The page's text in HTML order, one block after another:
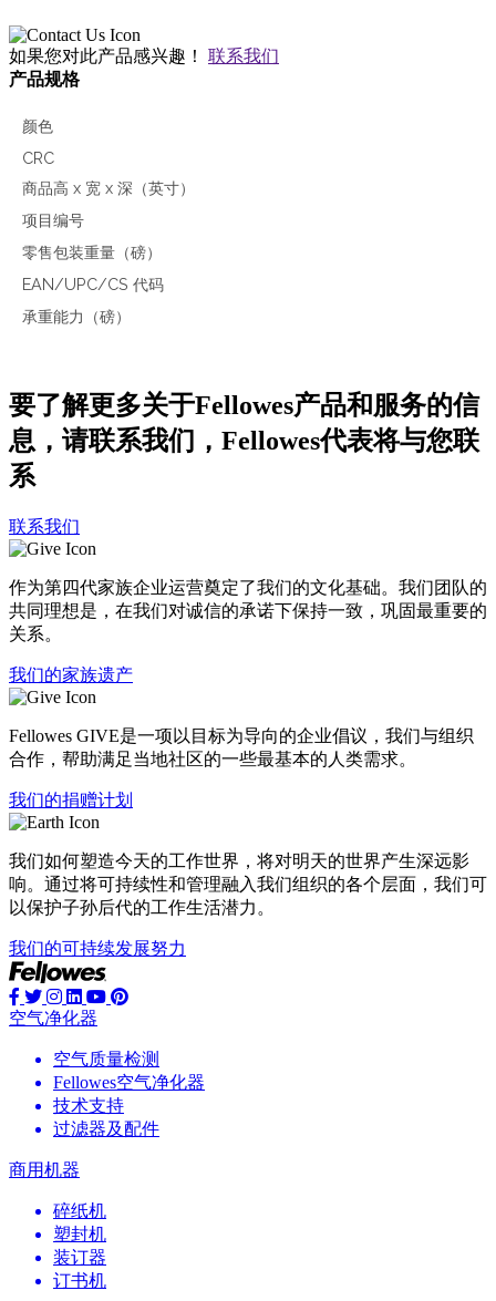
如果您对此产品感兴趣！ 联系我们
产品规格
颜色
CRC
商品高 x 宽 x 深（英寸）
项目编号
零售包装重量（磅）
EAN/UPC/CS 代码
承重能力（磅）
要了解更多关于Fellowes产品和服务的信
息，请联系我们，Fellowes代表将与您联
系
联系我们
作为第四代家族企业运营奠定了我们的文化基础。我们团队的
共同理想是，在我们对诚信的承诺下保持一致，巩固最重要的
关系。
我们的家族遗产
Fellowes GIVE是一项以目标为导向的企业倡议，我们与组织
合作，帮助满足当地社区的一些最基本的人类需求。
我们的捐赠计划
我们如何塑造今天的工作世界，将对明天的世界产生深远影
响。通过将可持续性和管理融入我们组织的各个层面，我们可
以保护子孙后代的工作生活潜力。
我们的可持续发展努力
空气净化器
空气质量检测
Fellowes空气净化器
技术支持
过滤器及配件
商用机器
碎纸机
塑封机
装订器
订书机